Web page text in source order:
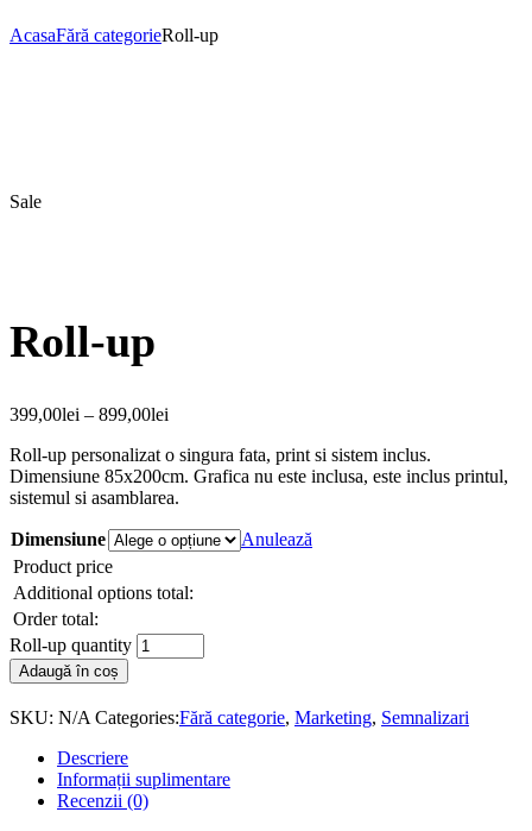
AcasaFără categorieRoll-up
Sale
Roll-up
399,00lei – 899,00lei
Roll-up personalizat o singura fata, print si sistem inclus.
Dimensiune 85x200cm. Grafica nu este inclusa, este inclus printul,
sistemul si asamblarea.
Dimensiune
Anulează
Product price
Additional options total:
Order total:
Roll-up quantity
Adaugă în coș
SKU: N/A Categories:Fără categorie, Marketing, Semnalizari
Descriere
Informații suplimentare
Recenzii (0)